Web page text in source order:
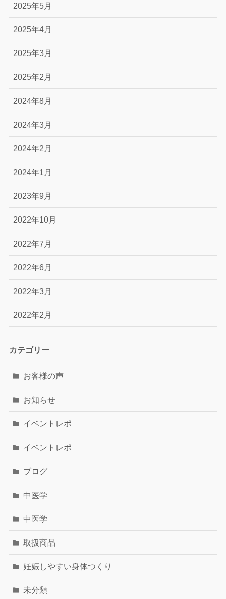
2025年5月
2025年4月
2025年3月
2025年2月
2024年8月
2024年3月
2024年2月
2024年1月
2023年9月
2022年10月
2022年7月
2022年6月
2022年3月
2022年2月
カテゴリー
お客様の声
お知らせ
イベントレポ
イベントレポ
ブログ
中医学
中医学
取扱商品
妊娠しやすい身体つくり
未分類